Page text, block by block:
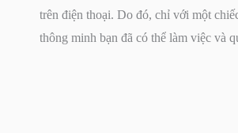
trên điện thoại. Do đó, chỉ với một
thông minh bạn đã có thể làm việc và